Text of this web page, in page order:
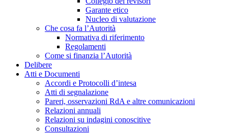
Garante etico
Nucleo di valutazione
Che cosa fa l’Autorità
Normativa di riferimento
Regolamenti
Come si finanzia l’Autorità
Delibere
Atti e Documenti
Accordi e Protocolli d’intesa
Atti di segnalazione
Pareri, osservazioni RdA e altre comunicazioni
Relazioni annuali
Relazioni su indagini conoscitive
Consultazioni